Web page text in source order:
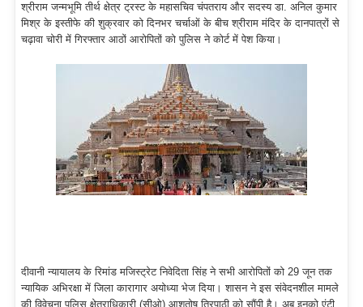
श्रीराम जन्मभूमि तीर्थ क्षेत्र ट्रस्ट के महासचिव चंपतराय और सदस्य डा. अनिल कुमार
मिश्र के इस्तीफे की शुक्रवार को दिनभर चर्चाओं के बीच श्रीराम मंदिर के दानपात्रों से
चढ़ावा चोरी में गिरफ्तार आठों आरोपितों को पुलिस ने कोर्ट में पेश किया।
दीवानी न्यायालय के रिमांड मजिस्ट्रेट निवेदिता सिंह ने सभी आरोपितों को 29 जून तक
न्यायिक अभिरक्षा में जिला कारागार अयोध्या भेज दिया। शासन ने इस संवेदनशील मामले
की विवेचना पुलिस क्षेत्राधिकारी (सीओ) आशुतोष त्रिपाठी को सौंपी है। अब इनको एंटी